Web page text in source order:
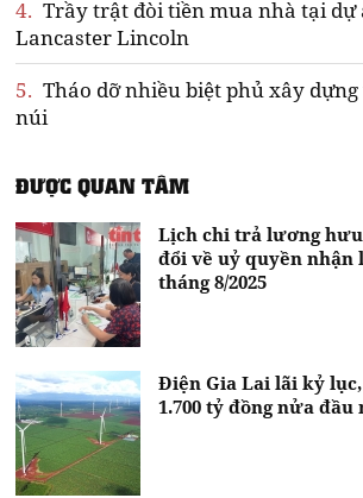
4. Trầy trật đòi tiền mua nhà tại dự
Lancaster Lincoln
5. Tháo dỡ nhiều biệt phủ xây
núi
ĐƯỢC QUAN TÂM
Lịch chi trả lương
đổi về uỷ quyền
tháng 8/2025
Điện Gia Lai lãi kỷ
1.700 tỷ đồng nửa đầu